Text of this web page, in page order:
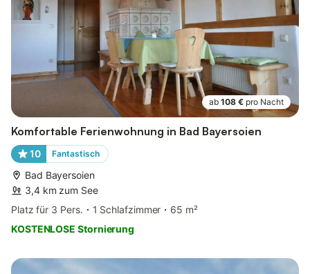
ab 108 € pro Nacht
Komfortable Ferienwohnung in Bad Bayersoien
10 Fantastisch
Bad Bayersoien
3,4 km zum See
Platz für 3 Pers.
1 Schlafzimmer
65 m²
KOSTENLOSE Stornierung